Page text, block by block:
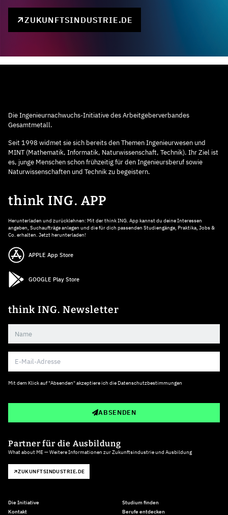
ZUKUNFTSINDUSTRIE.DE
Die Ingenieurnachwuchs-Initiative des Arbeitgeberverbandes
Gesamtmetall.
Seit 1998 widmet sie sich bereits den Themen Ingenieurwesen und
MINT (Mathematik, Informatik, Naturwissenschaft, Technik). Ihr Ziel ist
es, junge Menschen schon frühzeitig für den Ingenieursberuf sowie
Naturwissenschaften und Technik zu begeistern.
think ING. APP
Herunterladen und zurücklehnen: Mit der think ING. App kannst du deine Interessen
angeben, Suchaufträge anlegen und die für dich passenden Studiengänge, Praktika, Jobs &
Co. erhalten. Jetzt herunterladen!
APPLE App Store
GOOGLE Play Store
think ING. Newsletter
Mit dem Klick auf "Absenden" akzeptiere ich die Datenschutzbestimmungen
ABSENDEN
Partner für die Ausbildung
What about ME — Weitere Informationen zur Zukunftsindustrie und Ausbildung
ZUKUNFTSINDUSTRIE.DE
Die Initiative
Kontakt
Studium finden
Berufe entdecken